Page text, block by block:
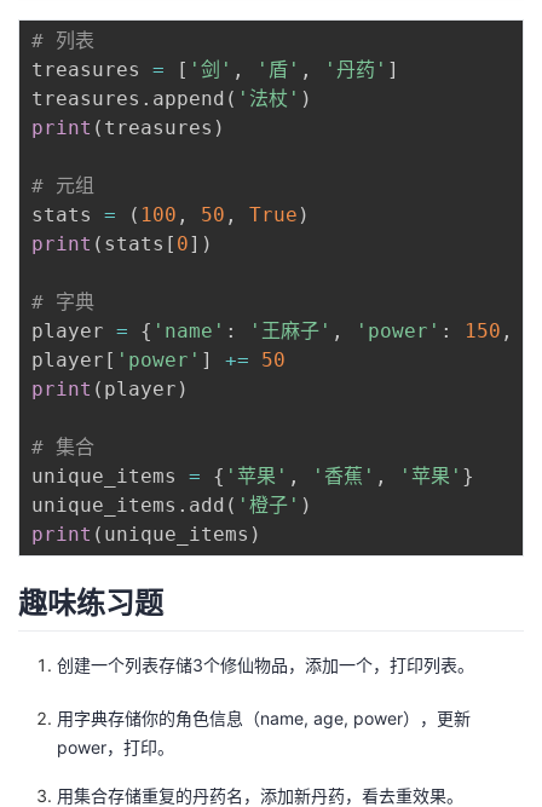
者
学
我
课
程
的
认
证
我
的
实
验
我
的
收
支
持
的
术
支
持
我
云
声
建
议
# 列表
treasures = [ '剑' , '盾' , '丹药' ]
treasures . append ( '法杖' )
print ( treasures )
# 元组
stats = ( 100 , 50 , True )
print ( stats [ 0] )
# 字典
player = { 'name' : '王麻子' , 'power' : 150 ,
player [ 'power' ] +=
50
print ( player )
# 集合
unique_items = { '苹果' , '香蕉' , '苹果' }
unique_items . add ( '橙子' )
print ( unique_items )
趣味练习题
创建一个列表存储3个修仙物品，添加一个，打印列表。
用字典存储你的角色信息（name, age, power），更新
power，打印。
用集合存储重复的丹药名，添加新丹药，看去重效果。